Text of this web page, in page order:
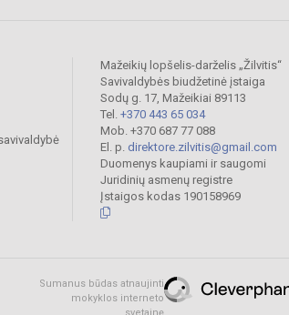
Mažeikių lopšelis-darželis „Žilvitis“
Savivaldybės biudžetinė įstaiga
Sodų g. 17, Mažeikiai 89113
Tel. +370 443 65 034
Mob. +370 687 77 088
El. p. direktore.zilvitis@gmail.com
Duomenys kaupiami ir saugomi
Juridinių asmenų registre
Įstaigos kodas 190158969
Sumanus būdas atnaujinti
mokyklos interneto